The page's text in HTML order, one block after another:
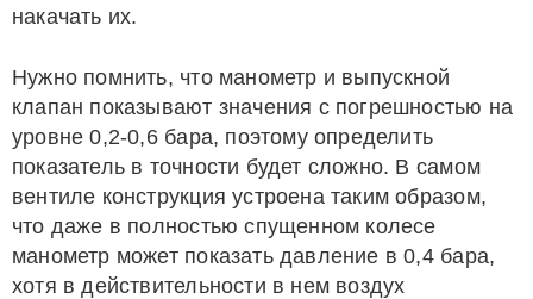
накачать их.
Нужно помнить, что манометр и выпускной
клапан показывают значения с погрешностью на
уровне 0,2-0,6 бара, поэтому определить
показатель в точности будет сложно. В самом
вентиле конструкция устроена таким образом,
что даже в полностью спущенном колесе
манометр может показать давление в 0,4 бара,
хотя в действительности в нем воздух